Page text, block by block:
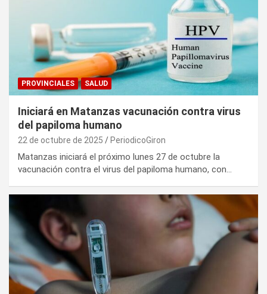
PROVINCIALES SALUD
Iniciará en Matanzas vacunación contra virus
del papiloma humano
22 de octubre de 2025 PeriodicoGiron
Matanzas iniciará el próximo lunes 27 de octubre la
vacunación contra el virus del papiloma humano, con…